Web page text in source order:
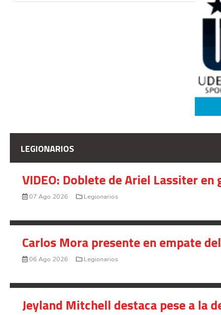
LEGIONARIOS
VIDEO: Doblete de Ariel Lassiter
07 Ago 2026 Legionarios
Carlos Mora presente en empate
06 Ago 2026 Legionarios
Jeyland Mitchell destaca pese a la